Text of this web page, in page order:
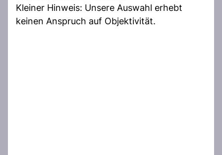
Kleiner Hinweis: Unsere Auswahl erhebt
keinen Anspruch auf Objektivität.